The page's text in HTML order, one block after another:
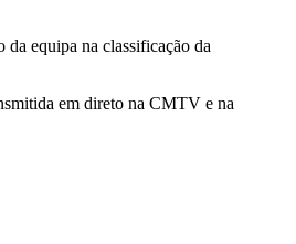
equipa na classificação da
em direto na CMTV e na